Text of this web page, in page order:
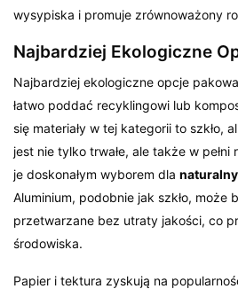
wysypiska i promuje zrównoważony
Najbardziej Ekologiczne
Najbardziej ekologiczne opcje
łatwo poddać recyklingowi lub
się materiały w tej kategorii to szkło,
jest nie tylko trwałe, ale także w
je doskonałym wyborem dla
Aluminium, podobnie jak szkło, może
przetwarzane bez utraty jakości, co
środowiska.
Papier i tektura zyskują na